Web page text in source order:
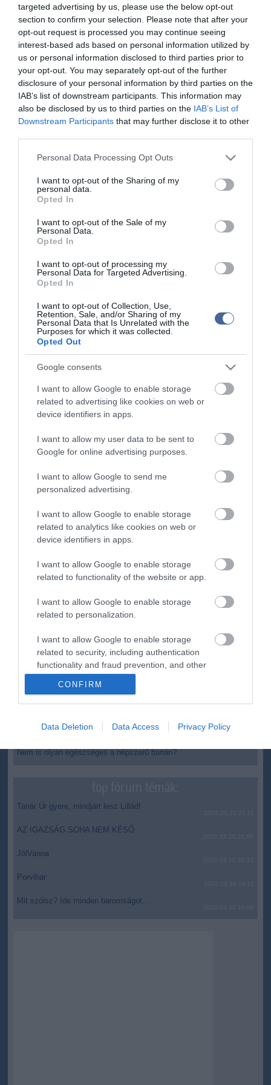
targeted advertising by us, please use the below opt-out
section to confirm your selection. Please note that after your
opt-out request is processed you may continue seeing
interest-based ads based on personal information utilized by
us or personal information disclosed to third parties prior to
your opt-out. You may separately opt-out of the further
disclosure of your personal information by third parties on the
IAB’s list of downstream participants. This information may
also be disclosed by us to third parties on the IAB’s List of
Downstream Participants that may further disclose it to other
Please note that this website/app uses one or more Google
not limited to your visit or usage behaviour. You may click to
grant or deny consent to Google and its third-party tags to
use your data for below specified purposes in below Google
consent section.
Personal Data Processing Opt Outs
I want to opt-out of the Sharing of my
personal data.
Opted In
I want to opt-out of the Sale of my
Personal Data.
Opted In
I want to opt-out of processing my
Personal Data for Targeted Advertising.
Opted In
I want to opt-out of Collection, Use,
Retention, Sale, and/or Sharing of my
Personal Data that Is Unrelated with the
Purposes for which it was collected.
Opted Out
Google consents
I want to allow Google to enable storage
related to advertising like cookies on web or
device identifiers in apps.
I want to allow my user data to be sent to
Google for online advertising purposes.
I want to allow Google to send me
personalized advertising.
I want to allow Google to enable storage
related to analytics like cookies on web or
device identifiers in apps.
I want to allow Google to enable storage
related to functionality of the website or app.
I want to allow Google to enable storage
related to personalization.
I want to allow Google to enable storage
related to security, including authentication
functionality and fraud prevention, and other
CONFIRM
Data Deletion Data Access Privacy Policy
február 20-án indított vizsgálata során.
A Dunakanyar-Vác játékosai február 23-án, a Videoton elleni
Magyar Kupa-negyeddöntő első mérkőzésén nem léptek pályára,
mivel állításuk szerint Héger József tulajdonostól az ősz folyamán
nem kaptak fizetést, de még felszerelést sem. Később a
fehérváriak elleni visszavágóra, illetve az első három bajnoki
mérkőzésre sem állt ki a gárda. Aztán Orosházán már pályára
lépett az együttes, s ezt később is megtette volna a Debrecen
második csapata ellen, ám akkor a váci stadion zárva volt.
Az ügy hátterében tulajdonosi vita áll Héger József, valamint az
megvásárolta a klub által létrehozott JMV Kft-t., ugyanakkor az
tudta megszerezni.
Kapcsolódó írások:
Késnek Vác felé a vonatok
Az MTK simán legyőzte Vácon az Egert
Távozott a váci női kézicsapat vezetőedzője
network nézeteit tükrözik. A szerkesztőség mindössze a hírek
publikációjával foglalkozik, a kommenteket nem tudja befolyásolni
- azok az olvasók személyes véleményét tartalmazzák.
Kérjük, kulturáltan, mások személyiségi jogainak és jó hírnevének
ma.hu legfrissebb hírei:
Nagy erőkkel keresik a szomjazó gólyát megmentő
Árpádot
Magyar Péter: átfogó energiafejlesztési tervet fogadott el a
kormány
Kenyában bezzeg minden zöldebb
Második világháborús német katonai motorkerékpár
bukkant elő a Dunából
A Tisza-frakció kezdeményezte, hogy jövő kedden legyen
az államfőválasztás
Szomjazó gólyának adott inni egy férfi Tiszakécskénél -
megható pillanatot rögzített a kamera
Megható felvétel: elpusztult borját vitte magával egy
top cikkek:
Nem is olyan egészséges a népszerű banán?
Tanár Úr gyere, mindjárt lesz Lillád!
AZ IGAZSÁG SOHA NEM KÉSŐ
JólVanna
Porvihar
Mit szólsz? Ide minden baromságot...